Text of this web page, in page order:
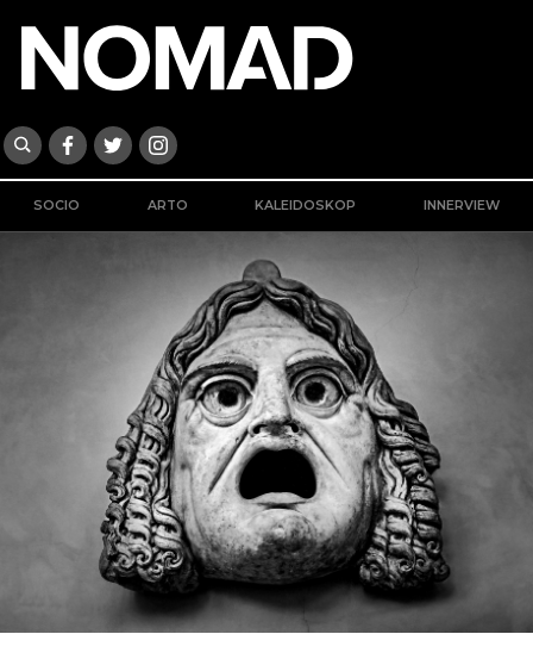
SOCIO ARTO KALEIDOSKOP INNERVIEW